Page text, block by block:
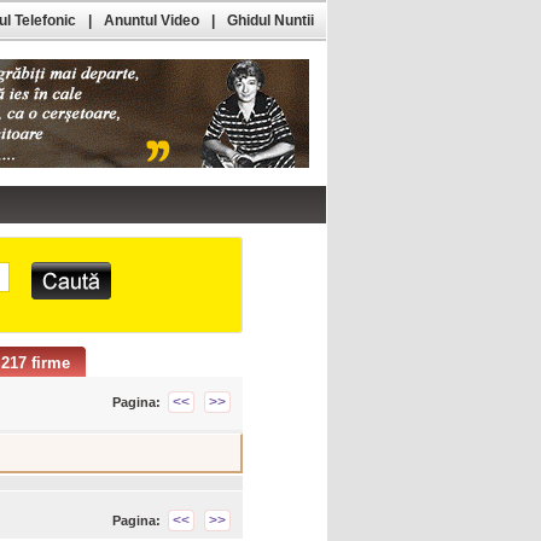
217 firme
Pagina: << >>
Pagina: << >>
Telefonic Anuntul Video Ghidul Nuntii